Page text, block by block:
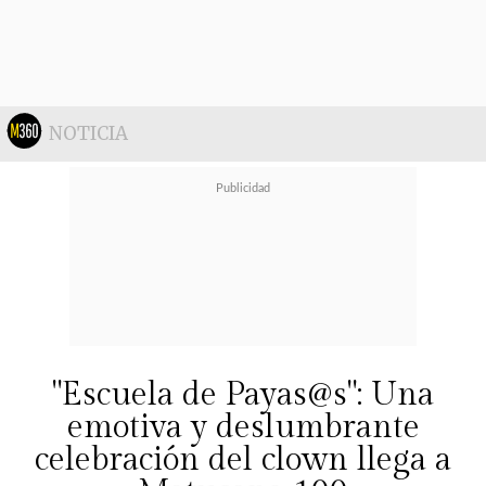
vez... un país llamado Chile"
Autor/a: Carolina Hiribarren (texto)
NOTICIA
"Escuela de Payas@s": Una
emotiva y deslumbrante
celebración del clown llega a